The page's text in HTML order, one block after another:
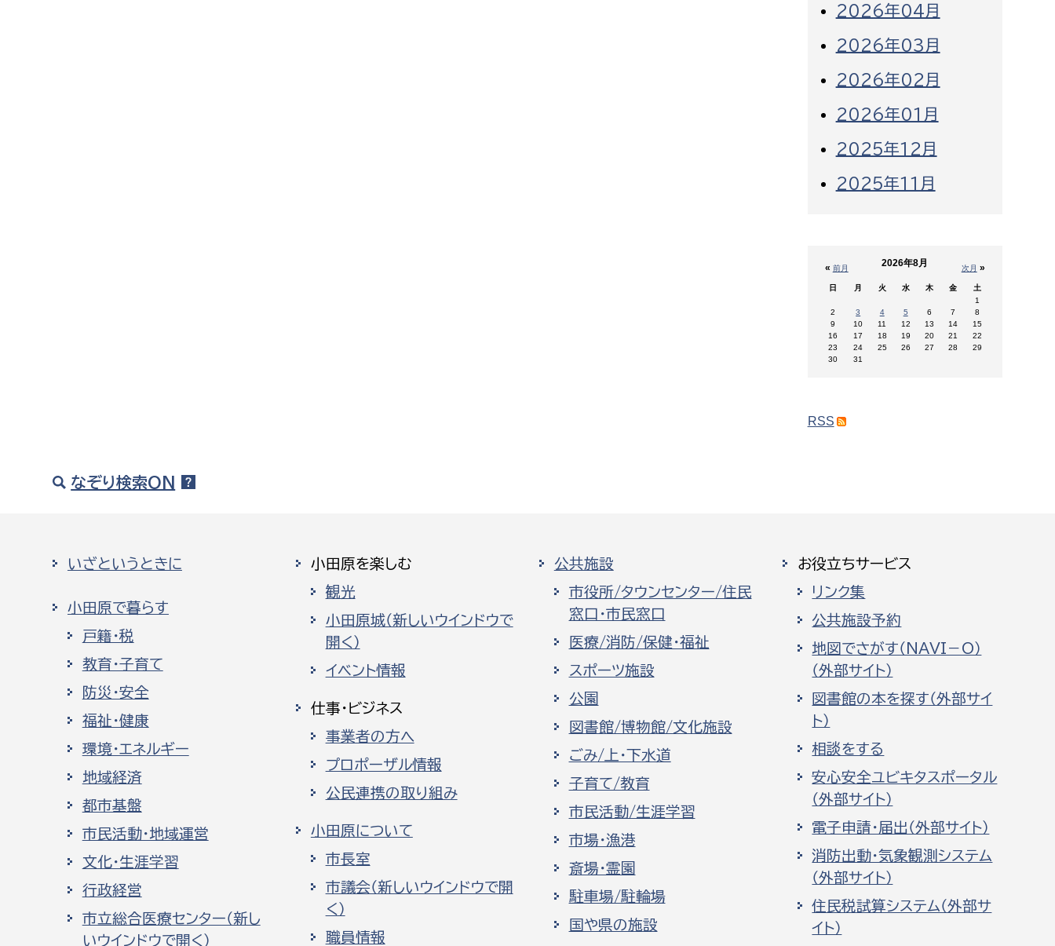
2026年04月
2026年03月
2026年02月
2026年01月
2025年12月
2025年11月
« 前月 次月 »
2026年8月
日 月 火 水 木 金
土
1
2
3 4 5 6 7
8
9
10 11 12 13 14
15
16
17 18 19 20 21
22
23
24 25 26 27 28
29
30
31
RSS
なぞり検索ON
いざというときに
小田原で暮らす
戸籍・税
教育・子育て
防災・安全
福祉・健康
環境・エネルギー
地域経済
都市基盤
市民活動・地域運営
文化・生涯学習
行政経営
市立総合医療センター（新し
いウインドウで開く）
小田原を楽しむ
観光
小田原城（新しいウインドウで
開く）
イベント情報
仕事・ビジネス
事業者の方へ
プロポーザル情報
公民連携の取り組み
小田原について
市長室
市議会（新しいウインドウで開
く）
職員情報
公共施設
市役所/タウンセンター/住民
窓口・市民窓口
医療/消防/保健・福祉
スポーツ施設
公園
図書館/博物館/文化施設
ごみ/上・下水道
子育て/教育
市民活動/生涯学習
市場・漁港
斎場・霊園
駐車場/駐輪場
国や県の施設
お役立ちサービス
リンク集
公共施設予約
地図でさがす（NAVI－O）
（外部サイト）
図書館の本を探す（外部サイ
ト）
相談をする
安心安全ユビキタスポータル
（外部サイト）
電子申請・届出（外部サイト）
消防出動・気象観測システム
（外部サイト）
住民税試算システム（外部サ
イト）